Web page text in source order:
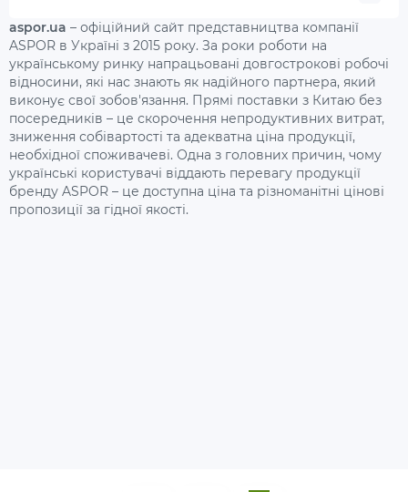
aspor.ua – офіційний сайт представництва компанії
ASPOR в Україні з 2015 року. За роки роботи на
українському ринку напрацьовані довгострокові робочі
відносини, які нас знають як надійного партнера, який
виконує свої зобов'язання. Прямі поставки з Китаю без
посередників – це скорочення непродуктивних витрат,
зниження собівартості та адекватна ціна продукції,
необхідної споживачеві. Одна з головних причин, чому
українські користувачі віддають перевагу продукції
бренду ASPOR – це доступна ціна та різноманітні цінові
пропозиції за гідної якості.